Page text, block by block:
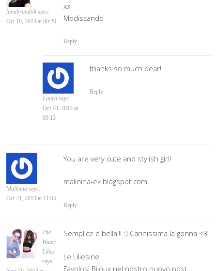
janabrandolt says:
Oct 18, 2013 at 00:20
xx
Modiscando
Reply
Laura says:
Oct 18, 2013 at
09:13
thanks so much dear!
Reply
Malinina says:
Oct 21, 2013 at 11:05
You are very cute and stylish girl!
malinina-ek.blogspot.com
Reply
The
Water
Lilies
says:
Semplice e bella!!! :) Carinissima la gonna <3
Le Liliesine
Favolosi Bijoux nel nostro nuovo post…